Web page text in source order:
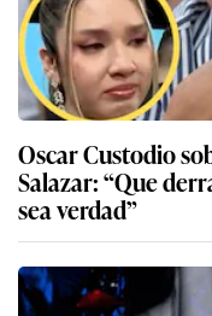
Oscar Custodio
Salazar: “Que
sea verdad”